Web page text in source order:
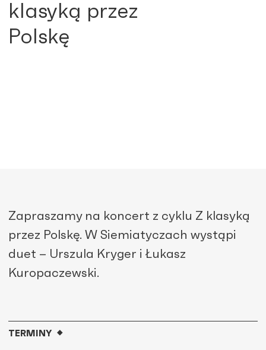
klasyką przez
Polskę
Zapraszamy na koncert z cyklu Z klasyką
przez Polskę. W Siemiatyczach wystąpi
duet – Urszula Kryger i Łukasz
Kuropaczewski.
TERMINY